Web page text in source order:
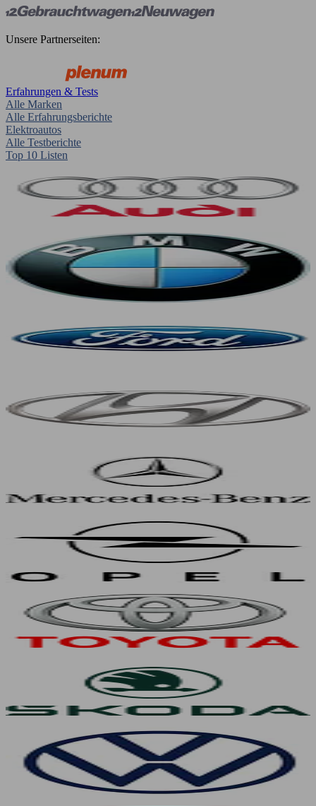
Unsere Partnerseiten:
Erfahrungen & Tests
Alle Marken
Alle Erfahrungsberichte
Elektroautos
Alle Testberichte
Top 10 Listen